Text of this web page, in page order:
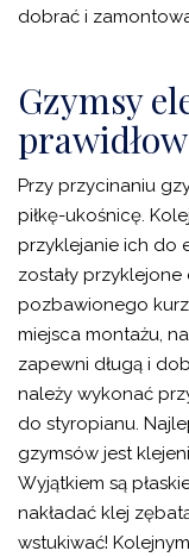
dobrać i
Gzymsy
Przy przycinaniu
piłkę-ukośnicę.
przyklejanie ich do
zostały
pozbawionego
miejsca montażu,
zapewni długą i
należy wykonać
do styropianu.
gzymsów jest
Wyjątkiem są
nakładać klej
wstukiwać!